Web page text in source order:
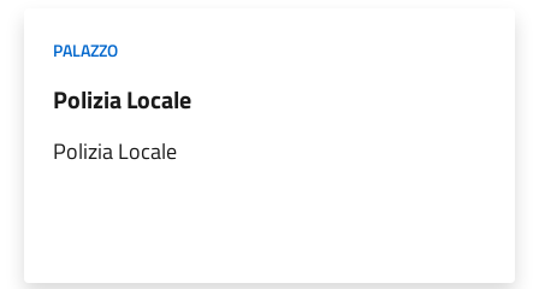
PALAZZO
Polizia Locale
Polizia Locale